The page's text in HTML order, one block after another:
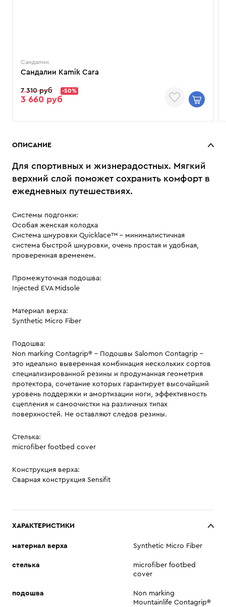
Сандалии
Сандалии Kamik Cara
7 310 руб -50%
3 660 руб
ОПИСАНИЕ
Для спортивных и жизнерадостных. Мягкий
верхний слой поможет сохранить комфорт в
ежедневных путешествиях.
Системы подгонки:
Особая женская колодка
Система шнуровки Quicklace™ - минималистичная
система быстрой шнуровки, очень простая и удобная,
проверенная временем.
Промежуточная подошва:
Injected EVA Midsole
Материал верха:
Synthetic Micro Fiber
Подошва:
Non marking Contagrip® - Подошвы Salomon Contagrip -
это идеально выверенная комбинация нескольких сортов
специализированной резины и продуманная геометрия
протектора, сочетание которых гарантирует высочайший
уровень поддержки и амортизации ноги, эффективность
сцепления и самоочистки на различных типах
поверхностей. Не оставляют следов резины.
Стелька:
microfiber footbed cover
Конструкция верха:
Сварная конструкция Sensifit
ХАРАКТЕРИСТИКИ
материал верха Synthetic Micro Fiber
стелька
microfiber footbed
cover
подошва
Non marking
Mountainlife Contagrip®